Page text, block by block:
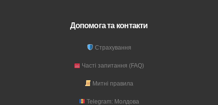
Допомога та контакти
Страхування
Часті запитання (FAQ)
Митні правила
Telegram: Молдова